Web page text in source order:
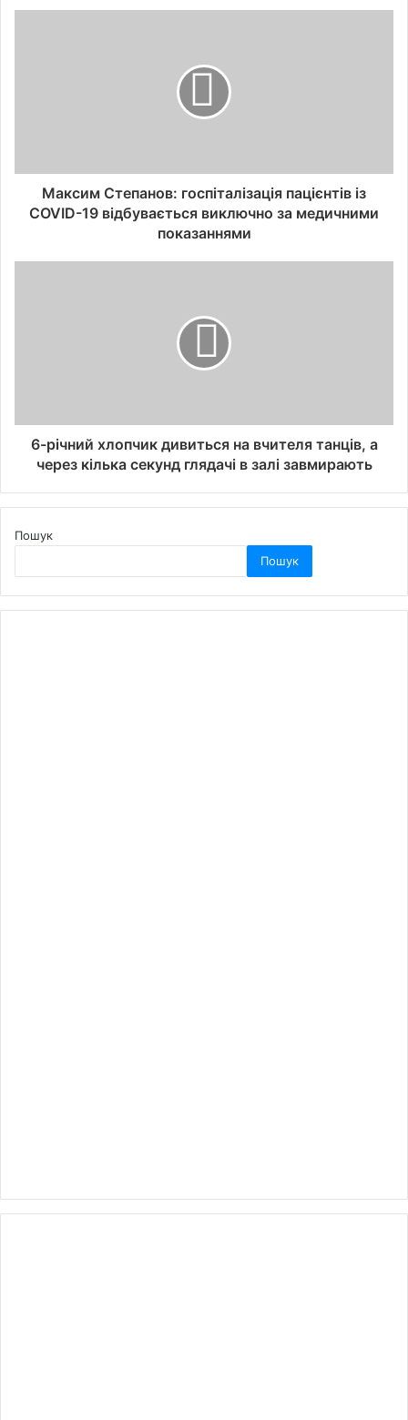
Максим Степанов: госпіталізація пацієнтів із
COVID-19 відбувається виключно за медичними
показаннями
6-річний хлопчик дивиться на вчителя танців, а
через кілька секунд глядачі в залі завмирають
Пошук
Пошук